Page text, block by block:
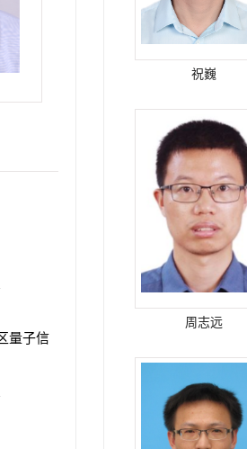
量子信
祝巍
周志远